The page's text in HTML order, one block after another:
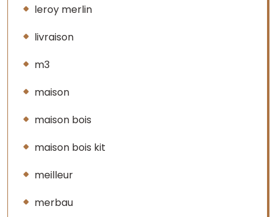
leroy merlin
livraison
m3
maison
maison bois
maison bois kit
meilleur
merbau